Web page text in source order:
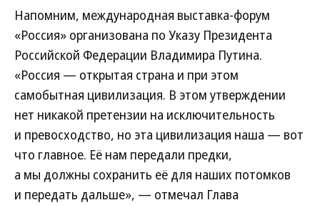
Напомним, международная выставка-форум
«Россия» организована по Указу Президента
Российской Федерации Владимира Путина.
«Россия — открытая страна и при этом
самобытная цивилизация. В этом утверждении
нет никакой претензии на исключительность
и превосходство, но эта цивилизация наша — вот
что главное. Её нам передали предки,
а мы должны сохранить её для наших потомков
и передать дальше», — отмечал Глава